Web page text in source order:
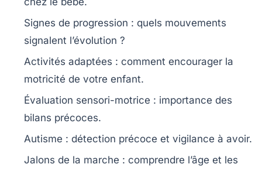
Signes de progression : quels mouvements
signalent l’évolution ?
Activités adaptées : comment encourager la
motricité de votre enfant.
Évaluation sensori-motrice : importance des
bilans précoces.
Autisme : détection précoce et vigilance à avoir.
Jalons de la marche : comprendre l’âge et les